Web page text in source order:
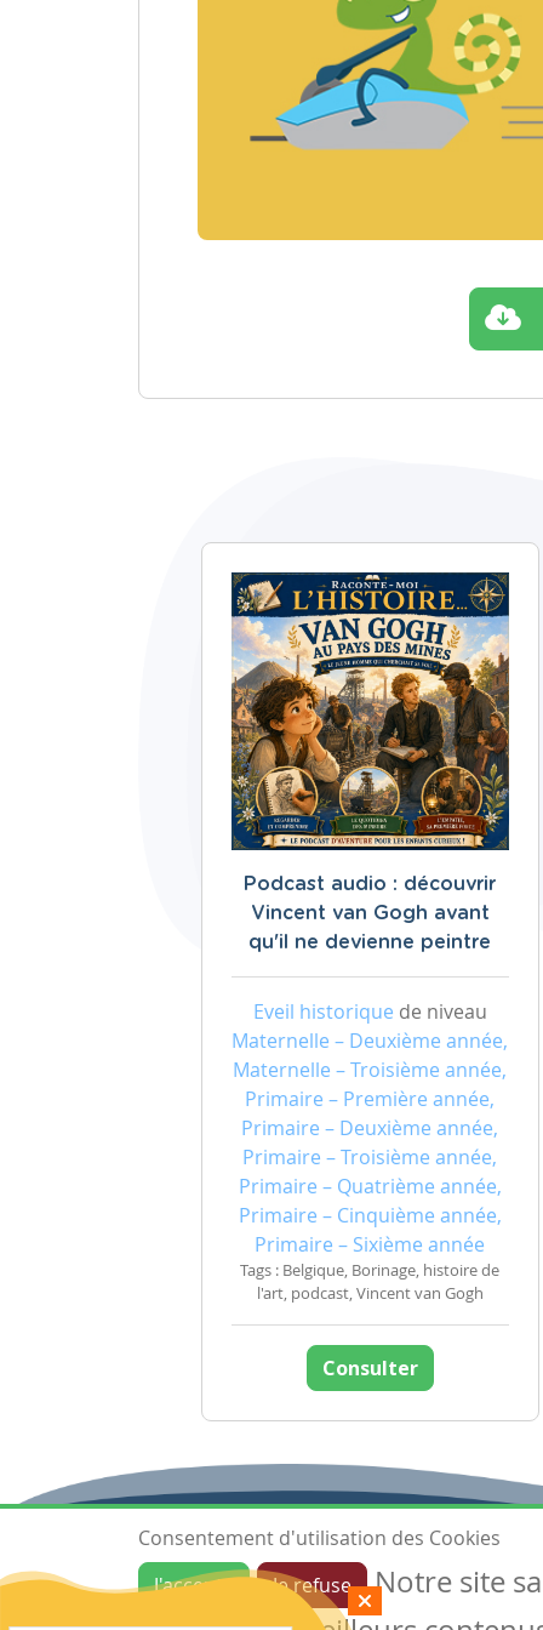
Podcast audio : découvrir
Vincent van Gogh avant
qu'il ne devienne peintre
Eveil historique de niveau
Maternelle – Deuxième année,
Maternelle – Troisième année,
Primaire – Première année,
Primaire – Deuxième année,
Primaire – Troisième année,
Primaire – Quatrième année,
Primaire – Cinquième année,
Primaire – Sixième année
Tags : Belgique, Borinage, histoire de
l'art, podcast, Vincent van Gogh
Consulter
Ressources
Consentement d'utilisation des Cookies
J'accepte
Je refuse
Notre site